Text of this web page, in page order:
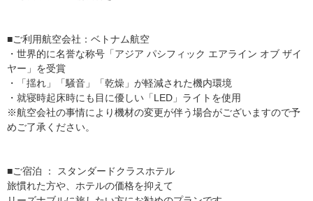
■ご利用航空会社：ベトナム航空
・世界的に名誉な称号「アジア パシフィック エアライン オブ ザイ
ヤー」を受賞
・「揺れ」「騒音」「乾燥」が軽減された機内環境
・就寝時起床時にも目に優しい「LED」ライトを使用
※航空会社の事情により機材の変更が伴う場合がございますので予
めご了承ください。
■ご宿泊 ： スタンダードクラスホテル
旅慣れた方や、ホテルの価格を抑えて